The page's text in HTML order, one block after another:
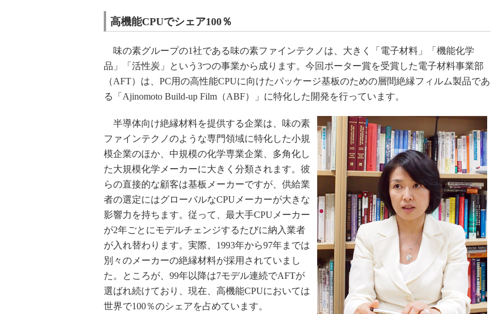
高機能CPUでシェア100％
味の素グループの1社である味の素ファインテクノは、大きく「電子材料」「機能化学
品」「活性炭」という3つの事業から成ります。今回ポーター賞を受賞した電子材料事業部
（AFT）は、PC用の高性能CPUに向けたパッケージ基板のための層間絶縁フィルム製品であ
る「Ajinomoto Build-up Film（ABF）」に特化した開発を行っています。
半導体向け絶縁材料を提供する企業は、味の素
ファインテクノのような専門領域に特化した小規
模企業のほか、中規模の化学専業企業、多角化し
た大規模化学メーカーに大きく分類されます。彼
らの直接的な顧客は基板メーカーですが、供給業
者の選定にはグローバルなCPUメーカーが大きな
影響力を持ちます。従って、最大手CPUメーカー
が2年ごとにモデルチェンジするたびに納入業者
が入れ替わります。実際、1993年から97年までは
別々のメーカーの絶縁材料が採用されていまし
た。ところが、99年以降は7モデル連続でAFTが
選ばれ続けており、現在、高機能CPUにおいては
世界で100％のシェアを占めています。